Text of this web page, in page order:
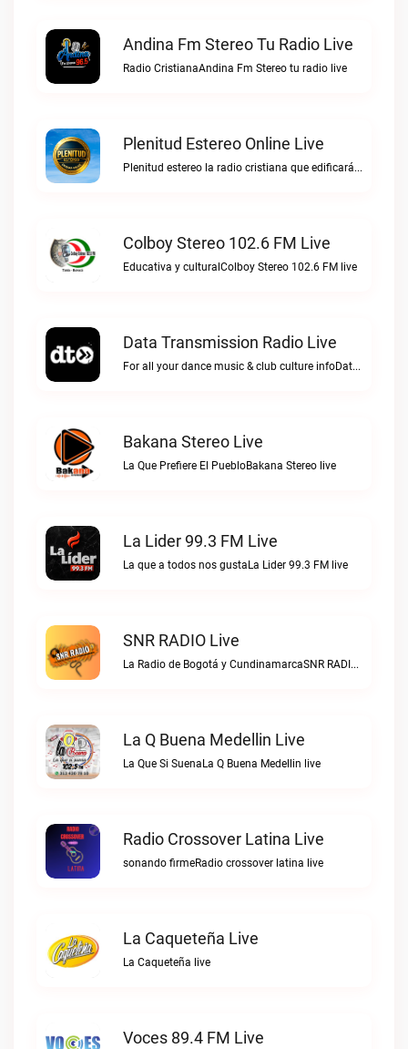
Andina Fm Stereo Tu Radio Live
Radio CristianaAndina Fm Stereo tu radio live
Plenitud Estereo Online Live
Plenitud estereo la radio cristiana que edificará tu vida.Plenitud Estereo Online live
Colboy Stereo 102.6 FM Live
Educativa y culturalColboy Stereo 102.6 FM live
Data Transmission Radio Live
For all your dance music & club culture infoData Transmission Radio live
Bakana Stereo Live
La Que Prefiere El PuebloBakana Stereo live
La Lider 99.3 FM Live
La que a todos nos gustaLa Lider 99.3 FM live
SNR RADIO Live
La Radio de Bogotá y CundinamarcaSNR RADIO live
La Q Buena Medellin Live
La Que Si SuenaLa Q Buena Medellin live
Radio Crossover Latina Live
sonando firmeRadio crossover latina live
La Caqueteña Live
La Caqueteña live
Voces 89.4 FM Live